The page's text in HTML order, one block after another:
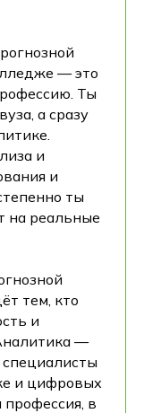
— это
Ты
а сразу
и
и
ты
на реальные
тем, кто
и
—
и цифровых
профессия, в